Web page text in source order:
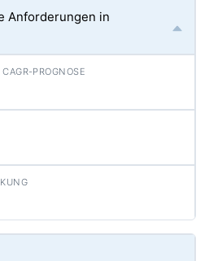
Anforderungen in